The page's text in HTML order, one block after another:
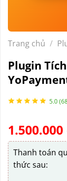
Trang chủ /
Plugin
5.0
1.500.000
Thanh toán
thức sau: